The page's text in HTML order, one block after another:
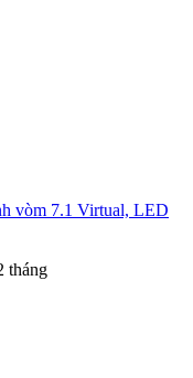
vòm 7.1 Virtual, LED
tháng